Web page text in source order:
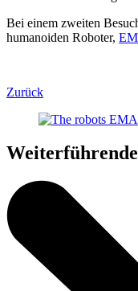
Bei einem zweiten
humanoiden Roboter,
Zurück